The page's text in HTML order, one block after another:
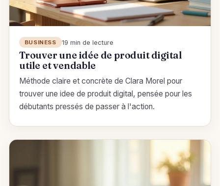
BUSINESS 19 min de lecture
Trouver une idée de produit digital
utile et vendable
Méthode claire et concrète de Clara Morel pour
trouver une idee de produit digital, pensée pour les
débutants pressés de passer à l'action.